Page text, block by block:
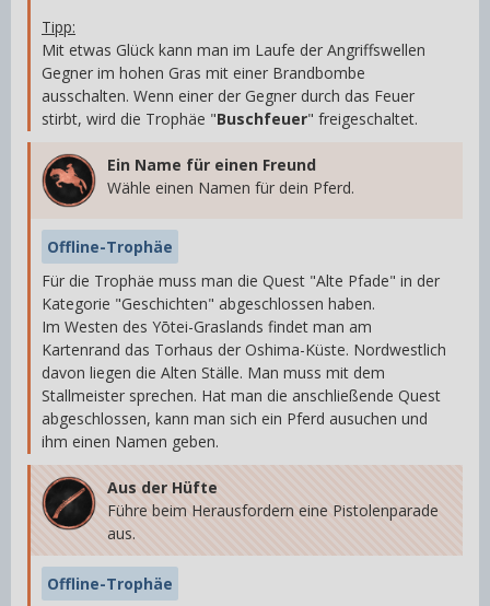
Tipp:
Mit etwas Glück kann man im Laufe der Angriffswellen
Gegner im hohen Gras mit einer Brandbombe
ausschalten. Wenn einer der Gegner durch das Feuer
stirbt, wird die Trophäe "Buschfeuer" freigeschaltet.
Ein Name für einen Freund
Wähle einen Namen für dein Pferd.
Offline-Trophäe
Für die Trophäe muss man die Quest "Alte Pfade" in der
Kategorie "Geschichten" abgeschlossen haben.
Im Westen des Yōtei-Graslands findet man am
Kartenrand das Torhaus der Oshima-Küste. Nordwestlich
davon liegen die Alten Ställe. Man muss mit dem
Stallmeister sprechen. Hat man die anschließende Quest
abgeschlossen, kann man sich ein Pferd ausuchen und
ihm einen Namen geben.
Aus der Hüfte
Führe beim Herausfordern eine Pistolenparade
aus.
Offline-Trophäe